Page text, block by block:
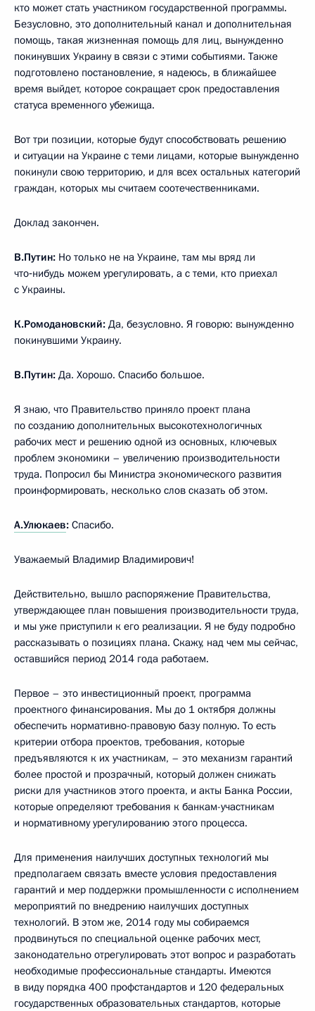
кто может стать участником государственной программы.
Безусловно, это дополнительный канал и дополнительная
помощь, такая жизненная помощь для лиц, вынужденно
покинувших Украину в связи с этими событиями. Также
подготовлено постановление, я надеюсь, в ближайшее
время выйдет, которое сокращает срок предоставления
статуса временного убежища.
Вот три позиции, которые будут способствовать решению
и ситуации на Украине с теми лицами, которые вынужденно
покинули свою территорию, и для всех остальных категорий
граждан, которых мы считаем соотечественниками.
Доклад закончен.
В.Путин: Но только не на Украине, там мы вряд ли
что‑нибудь можем урегулировать, а с теми, кто приехал
с Украины.
К.Ромодановский: Да, безусловно. Я говорю: вынужденно
покинувшими Украину.
В.Путин: Да. Хорошо. Спасибо большое.
Я знаю, что Правительство приняло проект плана
по созданию дополнительных высокотехнологичных
рабочих мест и решению одной из основных, ключевых
проблем экономики – увеличению производительности
труда. Попросил бы Министра экономического развития
проинформировать, несколько слов сказать об этом.
А.Улюкаев: Спасибо.
Уважаемый Владимир Владимирович!
Действительно, вышло распоряжение Правительства,
утверждающее план повышения производительности труда,
и мы уже приступили к его реализации. Я не буду подробно
рассказывать о позициях плана. Скажу, над чем мы сейчас,
оставшийся период 2014 года работаем.
Первое – это инвестиционный проект, программа
проектного финансирования. Мы до 1 октября должны
обеспечить нормативно-правовую базу полную. То есть
критерии отбора проектов, требования, которые
предъявляются к их участникам, – это механизм гарантий
более простой и прозрачный, который должен снижать
риски для участников этого проекта, и акты Банка России,
которые определяют требования к банкам-участникам
и нормативному урегулированию этого процесса.
Для применения наилучших доступных технологий мы
предполагаем связать вместе условия предоставления
гарантий и мер поддержки промышленности с исполнением
мероприятий по внедрению наилучших доступных
технологий. В этом же, 2014 году мы собираемся
продвинуться по специальной оценке рабочих мест,
законодательно отрегулировать этот вопрос и разработать
необходимые профессиональные стандарты. Имеются
в виду порядка 400 профстандартов и 120 федеральных
государственных образовательных стандартов, которые